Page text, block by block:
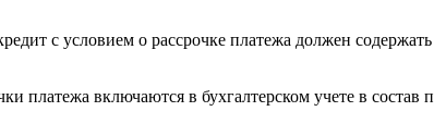
с условием о рассрочке платежа должен
платежа включаются в бухгалтерском учете в состав